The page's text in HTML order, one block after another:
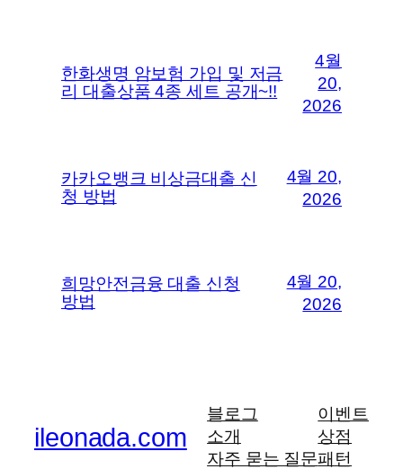
한화생명 암보험 가입 및 저금
리 대출상품 4종 세트 공개~!!
4월
20,
2026
카카오뱅크 비상금대출 신
청 방법
4월 20,
2026
희망안전금융 대출 신청
방법
4월 20,
2026
ileonada.com
블로그
소개
자주 묻는 질문
이벤트
상점
패턴